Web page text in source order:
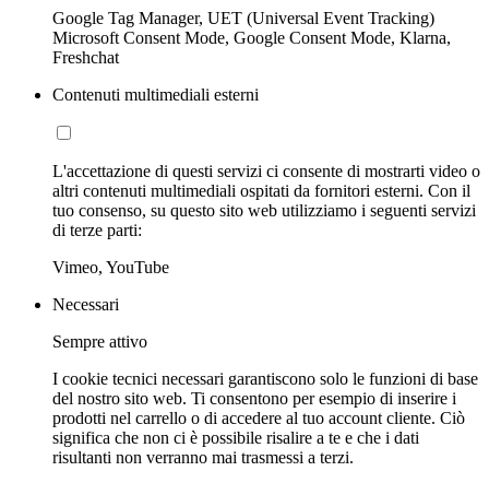
Google Tag Manager, UET (Universal Event Tracking)
Microsoft Consent Mode, Google Consent Mode, Klarna,
Freshchat
Contenuti multimediali esterni
L'accettazione di questi servizi ci consente di mostrarti video o
altri contenuti multimediali ospitati da fornitori esterni. Con il
tuo consenso, su questo sito web utilizziamo i seguenti servizi
di terze parti:
Vimeo, YouTube
Necessari
Sempre attivo
I cookie tecnici necessari garantiscono solo le funzioni di base
del nostro sito web. Ti consentono per esempio di inserire i
prodotti nel carrello o di accedere al tuo account cliente. Ciò
significa che non ci è possibile risalire a te e che i dati
risultanti non verranno mai trasmessi a terzi.